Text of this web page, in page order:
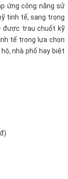
ứng công năng sử
tinh tế, sang trọng
được trau chuốt kỹ
tế trong lựa chọn
nhà phố hay biệt